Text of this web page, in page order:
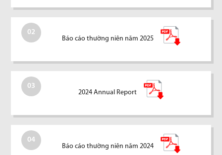
02
Báo cáo thường niên năm 2025
03
2024 Annual Report
04
Báo cáo thường niên năm 2024